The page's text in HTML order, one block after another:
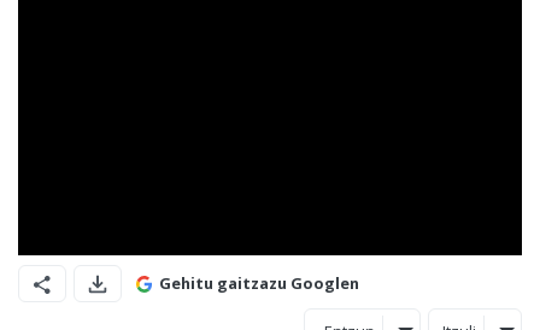
Gehitu gaitzazu Googlen